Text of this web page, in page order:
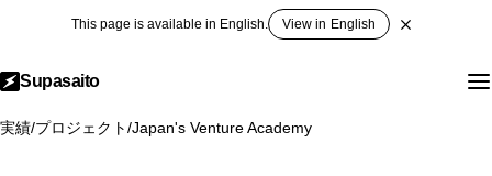
This page is available in English. View in English
Supasaito
実績/プロジェクト/Japan's Venture Academy